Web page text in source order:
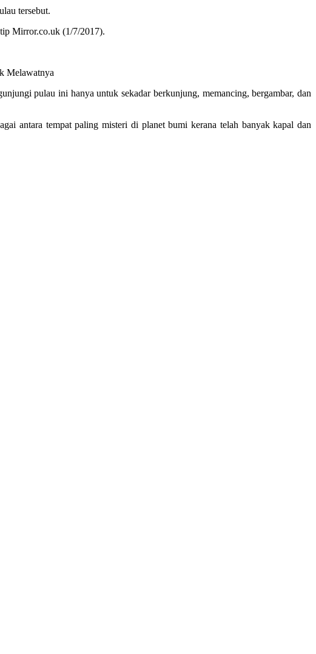
tersebut.
Mirror.co.uk (1/7/2017).
pulau ini hanya untuk sekadar berkunjung, memancing, bergambar, dan
antara tempat paling misteri di planet bumi kerana telah banyak kapal dan